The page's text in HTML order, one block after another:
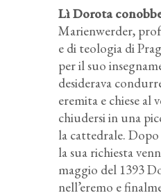
Lì Dorota
Marienwerder,
e di teologia di
per il suo
desiderava
eremita e chiese al
chiudersi in una
la cattedrale. Dopo
la sua richiesta
maggio del 1393
nell’eremo e